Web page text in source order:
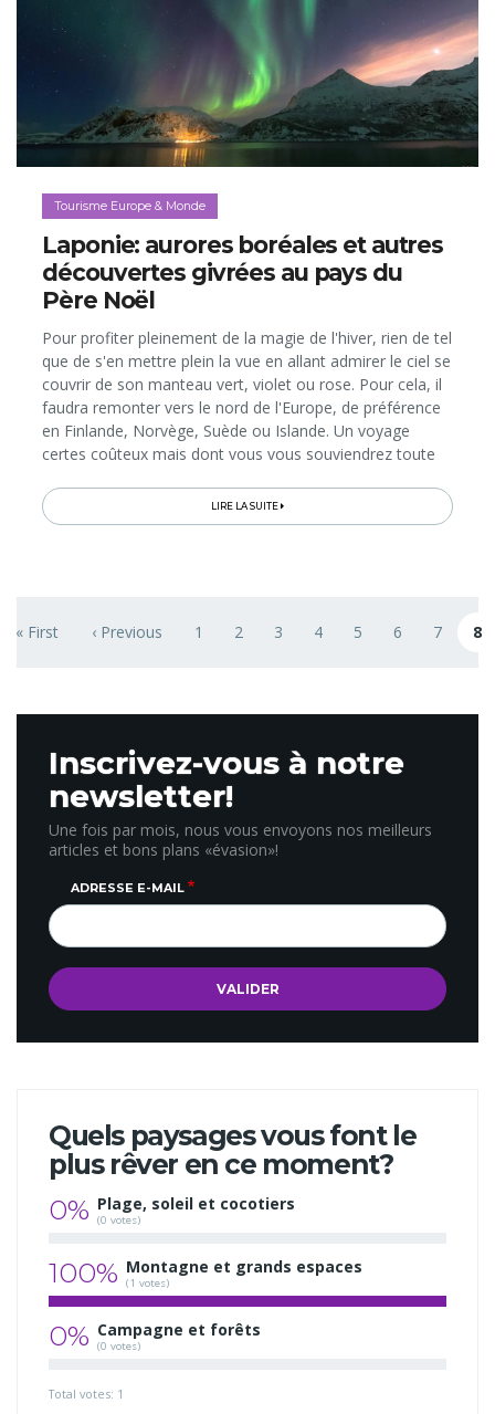
Tourisme Europe & Monde
Laponie: aurores boréales et autres
découvertes givrées au pays du
Père Noël
Pour profiter pleinement de la magie de l'hiver, rien de tel
que de s'en mettre plein la vue en allant admirer le ciel se
couvrir de son manteau vert, violet ou rose. Pour cela, il
faudra remonter vers le nord de l'Europe, de préférence
en Finlande, Norvège, Suède ou Islande. Un voyage
certes coûteux mais dont vous vous souviendrez toute
LIRE LA SUITE
First page
« First Previous page
‹ Previous Page
1 Page
2 Page
3 Page
4 Page
5 Page
6 Page
7 8
Inscrivez-vous à notre
newsletter!
Une fois par mois, nous vous envoyons nos meilleurs
articles et bons plans «évasion»!
ADRESSE E-MAIL
Quels paysages vous font le
plus rêver en ce moment?
0% Plage, soleil et cocotiers
(0 votes)
100% Montagne et grands espaces
(1 votes)
0% Campagne et forêts
(0 votes)
Total votes: 1